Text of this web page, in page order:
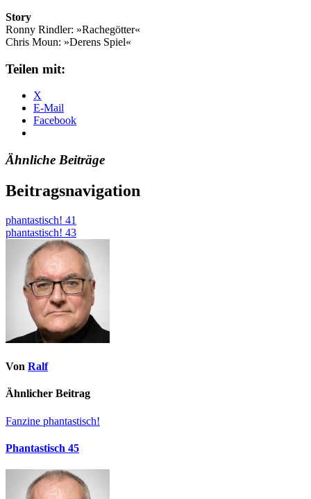
Story
Ronny Rindler: »Rachegötter«
Chris Moun: »Derens Spiel«
Teilen mit:
X
E-Mail
Facebook
Ähnliche Beiträge
Beitragsnavigation
phantastisch! 41
phantastisch! 43
Von Ralf
Ähnlicher Beitrag
Fanzine phantastisch!
Phantastisch 45